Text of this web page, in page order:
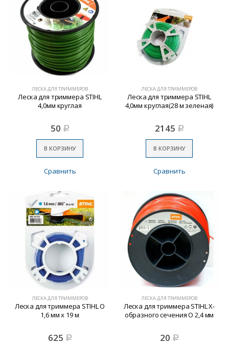
ЛЕСКА ДЛЯ ТРИММЕРОВ
Леска для триммера STIHL
4,0мм круглая
50 Р
В КОРЗИНУ
Сравнить
ЛЕСКА ДЛЯ ТРИММЕРОВ
Леска для триммера STIHL
4,0мм круглая(28 м зеленая)
2145 Р
В КОРЗИНУ
Сравнить
ЛЕСКА ДЛЯ ТРИММЕРОВ
Леска для триммера STIHL O
1,6 мм х 19 м
625 Р
ЛЕСКА ДЛЯ ТРИММЕРОВ
Леска для триммера STIHL Х-
образного сечения O 2,4 мм
20 Р